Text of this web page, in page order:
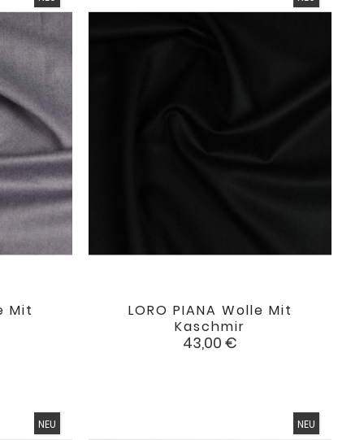
Mit
LORO PIANA Wolle Mit
Kaschmir
Preis
43,00 €

NEU NEU